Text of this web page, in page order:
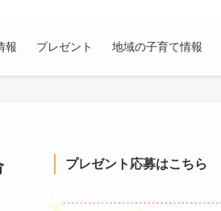
報 プレゼント 地域の子育て情報
プレゼント応募はこちら